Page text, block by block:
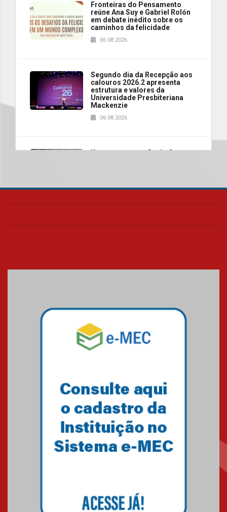
Fronteiras do Pensamento
reúne Ana Suy e Gabriel Rolón
em debate inédito sobre os
caminhos da felicidade
06.08.2026
Segundo dia da Recepção aos
calouros 2026.2 apresenta
estrutura e valores da
Universidade Presbiteriana
Mackenzie
06.08.2026
Nova apresentação do Centro
realizará nova edição da Feira
04.08.2026
Mackenzie recepciona os
calouros do segundo semestre
Como o Colégio Mackenzie
Brasília prepara seus
estudantes para o PAS antes
mesmo do Ensino Médio
04.08.2026